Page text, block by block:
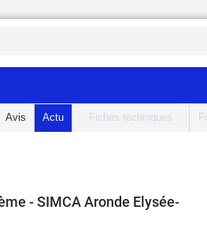
Avis Actu Fiches techniques
- SIMCA Aronde Elysée-